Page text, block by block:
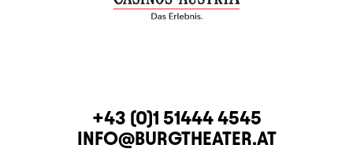
KONTAKTTELEFON
+43 (0)1 51444 4545
E-MAIL
INFO@BURGTHEATER.AT